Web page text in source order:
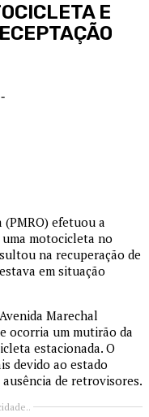
E
efetuou a
motocicleta no
na recuperação de
em situação
Marechal
ocorria um mutirão da
estacionada. O
devido ao estado
de retrovisores.